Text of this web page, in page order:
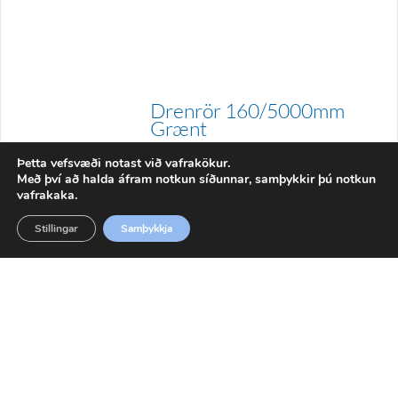
Drenrör 160/5000mm
Grænt
67163500
Þetta vefsvæði notast við vafrakökur.
Með því að halda áfram notkun síðunnar, samþykkir þú notkun
vafrakaka.
Samþykkja
Stillingar